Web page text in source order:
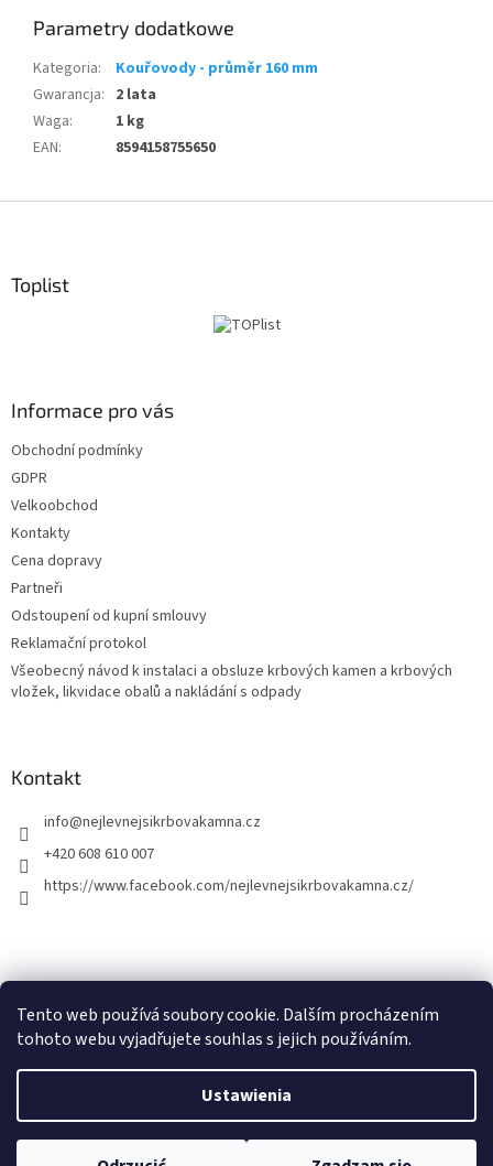
Tento web používá soubory cookie. Dalším procházením
tohoto webu vyjadřujete souhlas s jejich používáním.
Ustawienia
Parametry dodatkowe
Kategoria:
Kouřovody - průměr 160 mm
Gwarancja: 2 lata
Waga:
1 kg
EAN: 8594158755650
pToplist
Informace pro vás
Obchodní podmínky
GDPR
Velkoobchod
Kontakty
Cena dopravy
Partneři
Odstoupení od kupní smlouvy
Reklamační protokol
Všeobecný návod k instalaci a obsluze krbových kamen a krbových
vložek, likvidace obalů a nakládání s odpady
Kontakt
info@nejlevnejsikrbovakamna.cz
+420 608 610 007
https://www.facebook.com/nejlevnejsikrbovakamna.cz/
Copyright 2026Nejlevnejsikrbovakamna.cz. Wszystkie prawa